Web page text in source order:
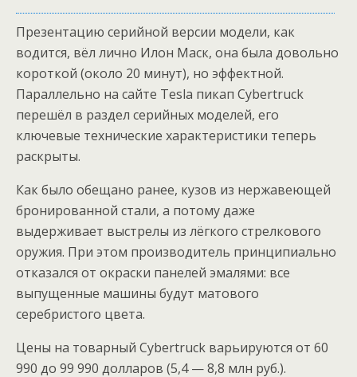
Презентацию серийной версии модели, как
водится, вёл лично Илон Маск, она была довольно
короткой (около 20 минут), но эффектной.
Параллельно на сайте Tesla пикап Cybertruck
перешёл в раздел серийных моделей, его
ключевые технические характеристики теперь
раскрыты.
Как было обещано ранее, кузов из нержавеющей
бронированной стали, а потому даже
выдерживает выстрелы из лёгкого стрелкового
оружия. При этом производитель принципиально
отказался от окраски панелей эмалями: все
выпущенные машины будут матового
серебристого цвета.
Цены на товарный Cybertruck варьируются от 60
990 до 99 990 долларов (5,4 — 8,8 млн руб.).